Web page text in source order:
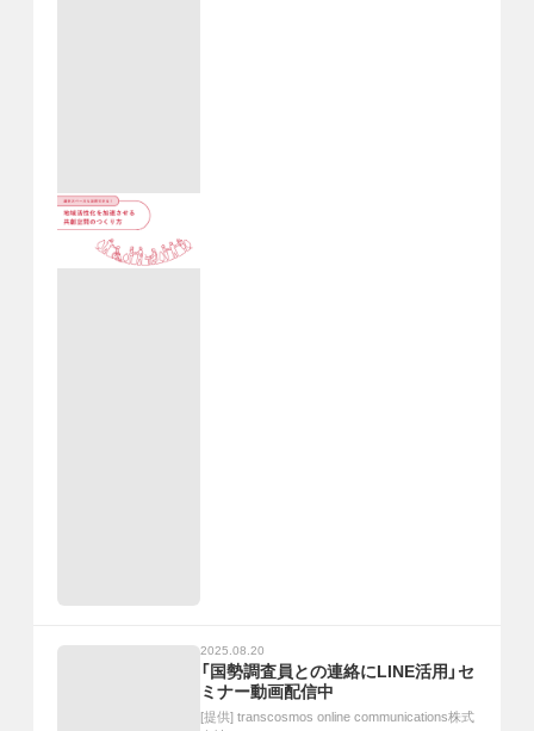
2025.08.20
「国勢調査員との連絡にLINE活用」セ
ミナー動画配信中
[提供] transcosmos online communications株式